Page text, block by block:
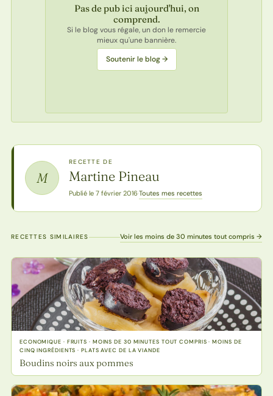
Pas de pub ici aujourd'hui, on
comprend.
Si le blog vous régale, un don le remercie
mieux qu'une bannière.
Soutenir le blog →
M
RECETTE DE
Martine Pineau
Publié le 7 février 2016·Toutes mes recettes
RECETTES SIMILAIRES Voir les moins de 30 minutes tout compris →
ECONOMIQUE · FRUITS · MOINS DE 30 MINUTES TOUT COMPRIS · MOINS DE
CINQ INGRÉDIENTS · PLATS AVEC DE LA VIANDE
Boudins noirs aux pommes